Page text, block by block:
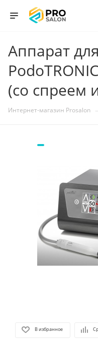
Аппарат
(со спреем
Интернет-магазин Prosalon
В избранное